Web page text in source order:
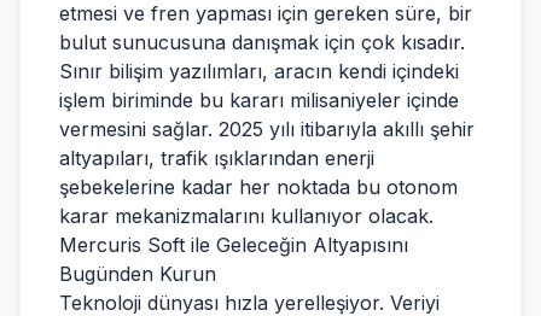
etmesi ve fren yapması için gereken süre, bir
bulut sunucusuna danışmak için çok kısadır.
Sınır bilişim yazılımları, aracın kendi içindeki
işlem biriminde bu kararı milisaniyeler içinde
vermesini sağlar. 2025 yılı itibarıyla akıllı şehir
altyapıları, trafik ışıklarından enerji
şebekelerine kadar her noktada bu otonom
karar mekanizmalarını kullanıyor olacak.
Mercuris Soft ile Geleceğin Altyapısını
Bugünden Kurun
Teknoloji dünyası hızla yerelleşiyor. Veriyi